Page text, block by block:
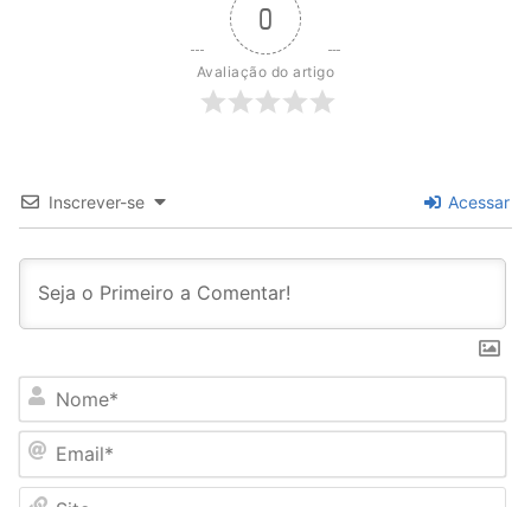
0
Avaliação do artigo
Inscrever-se Acessar
m
a